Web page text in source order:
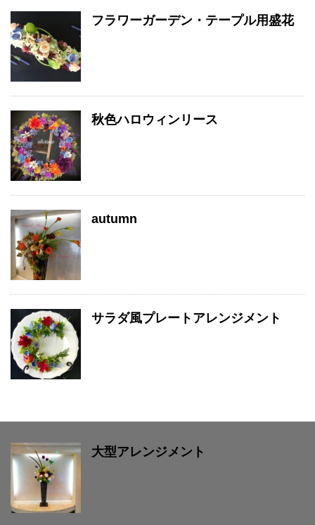
フラワーガーデン・テープル用盛花
秋色ハロウィンリース
autumn
サラダ風プレートアレンジメント
大型アレンジメント